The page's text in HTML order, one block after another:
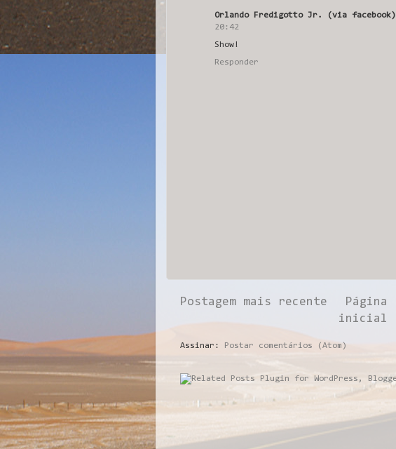
Orlando Fredigotto Jr. (via facebook)
20:42
Show!
Responder
Postagem mais recente
Página
inicial
Assinar: Postar comentários (Atom)